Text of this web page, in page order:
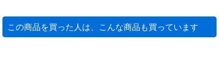
この商品を買った人は、こんな商品も買っています